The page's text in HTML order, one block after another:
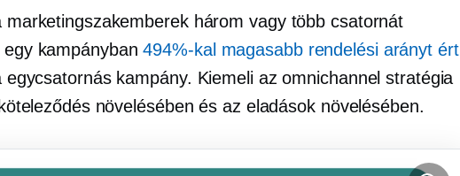
marketingszakemberek három vagy több csatornát
egy kampányban494%-kal magasabb rendelési arányt ért
egycsatornáskampány. Kiemeli az omnichannel stratégia
növelésében és az eladások növelésében.